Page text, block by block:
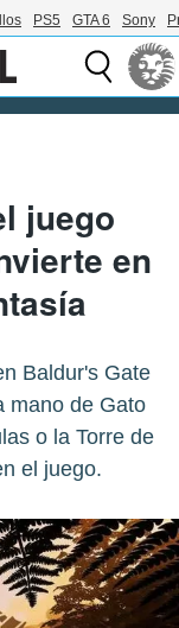
PS5 GTA 6 Sony
juego
en
Baldur's Gate
mano de Gato
o la Torre de
el juego.